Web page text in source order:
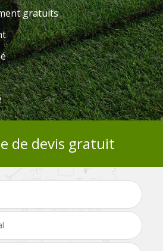
gratuits
de devis gratuit